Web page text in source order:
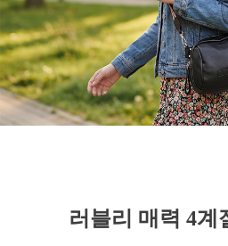
러블리 매력 4계